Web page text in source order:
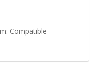
Compatible